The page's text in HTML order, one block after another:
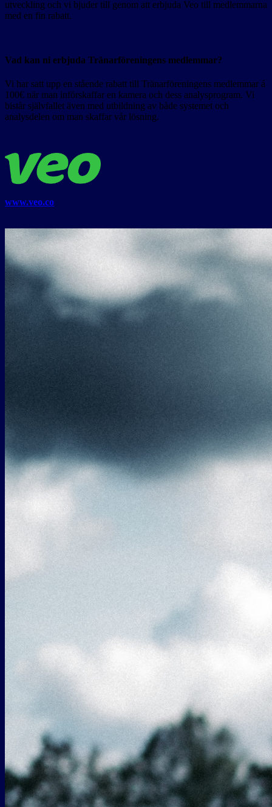
utveckling och vi bjuder till genom att erbjuda Veo till medlemmarna
med en fin rabatt.
Vad kan ni erbjuda Tränarföreningens medlemmar?
Vi har satt upp en stående rabatt till Tränarföreningens medlemmar á
100€ när man införskaffar en kamera och dess analysprogram. Vi
bistår självfallet även med utbildning av både systemet och
analysdelen om man skaffar vår lösning.
www.veo.co